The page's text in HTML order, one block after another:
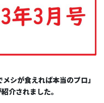
シが食えれば本当のプロ」
介されました。